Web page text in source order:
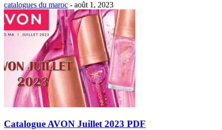
catalogues du maroc - août 1, 2023
Catalogue AVON Juillet 2023 PDF